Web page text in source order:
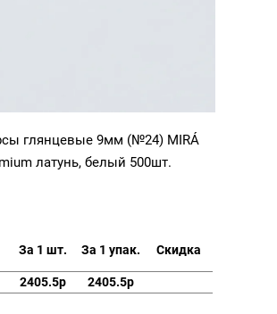
глянцевые 9мм (№24) MIRÁ
латунь, белый 500шт.
За 1 шт. За 1 упак. Скидка
2405.5р 2405.5р